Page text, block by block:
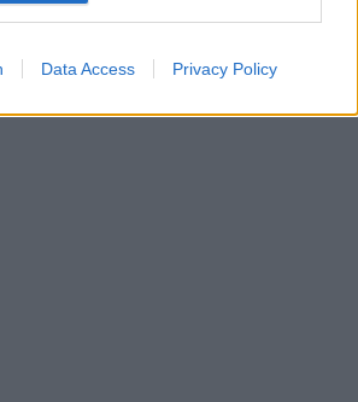
Data Access Privacy Policy
παρελθόν απέτυχαν παταγωδώς
διάρκεια. Να καταλάβει όποιος